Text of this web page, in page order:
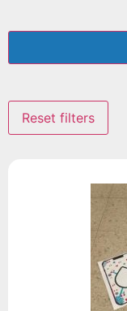
Reset filters